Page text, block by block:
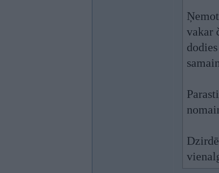
vakar